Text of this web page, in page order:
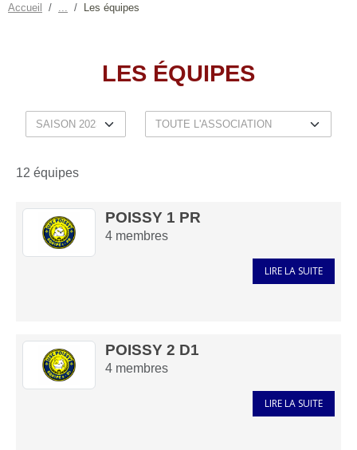
Accueil Les équipes
LES ÉQUIPES
12 équipes
POISSY 1 PR
4 membres
LIRE LA SUITE
POISSY 2 D1
4 membres
LIRE LA SUITE